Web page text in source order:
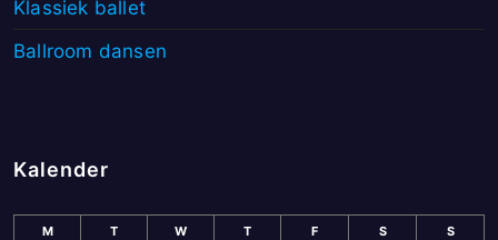
Klassiek ballet
Ballroom dansen
Kalender
M T W T F S S